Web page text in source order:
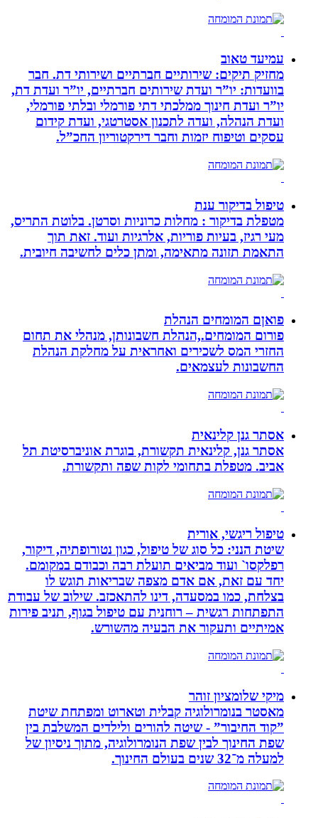
עמיעד טאוב
מחזיק תיקים: שירותיים חברתיים ושירותי דת. חבר
בוועדות: יו”ר ועדת שירותים חברתיים, יו”ר ועדת דת,
יו”ר ועדת חינוך ממלכתי דתי פורמלי ובלתי פורמלי,
ועדת הנהלה, ועדה לתכנון אסטרטגי, ועדת קידום
עסקים וטיפוח יזמות וחבר דירקטוריון החכ”ל.
טיפול בדיקור ענת
מטפלת בדיקור : מחלות כרוניות וסרטן. בלוטת התריס,
מעי רגיז, בעיות פוריות, אלרגיות ועוד. זאת תוך
התאמת תזונה מתאימה, ומתן כלים לחשיבה חיובית.
פואןם המומחים הנהלת
פורום המומחים.,הנהלת חשבונותן, מנהלי את תחום
החזרי המס לשכירים ואחראית על מחלקת הנהלת
החשבונות לעצמאים.
אסתר גנן קלינאית
אסתר גנן, קלינאית תקשורת, בוגרת אוניברסיטת תל
אביב. מטפלת בתחומי לקות שפה ותקשורת.
טיפול ריגשי, אורית
שיטת הנני: כל סוג של טיפול, כגון נטורופתיה, דיקור,
רפלקסו` ועוד מביאים תועלת רבה וכבודם במקומם.
יחד עם זאת, אם אדם מצפה שבריאות תוגש לו
בצלחת, כמו במסעדה, דינו להתאכזב. שילוב של עבודת
התפתחות רגשית – רוחנית עם טיפול בגוף, תניב פירות
אמיתיים ותעקור את הבעיה מהשורש.
מיקי שלומציון זוהר
מאסטר בנומרולוגיה קבלית וטארוט ומפתחת שיטת
”קוד החיבור” - שיטה להורים ולילדים המשלבת בין
שפת החינוך לבין שפת הנומרולוגיה, מתוך ניסיון של
למעלה מ־32 שנים בעולם החינוך.